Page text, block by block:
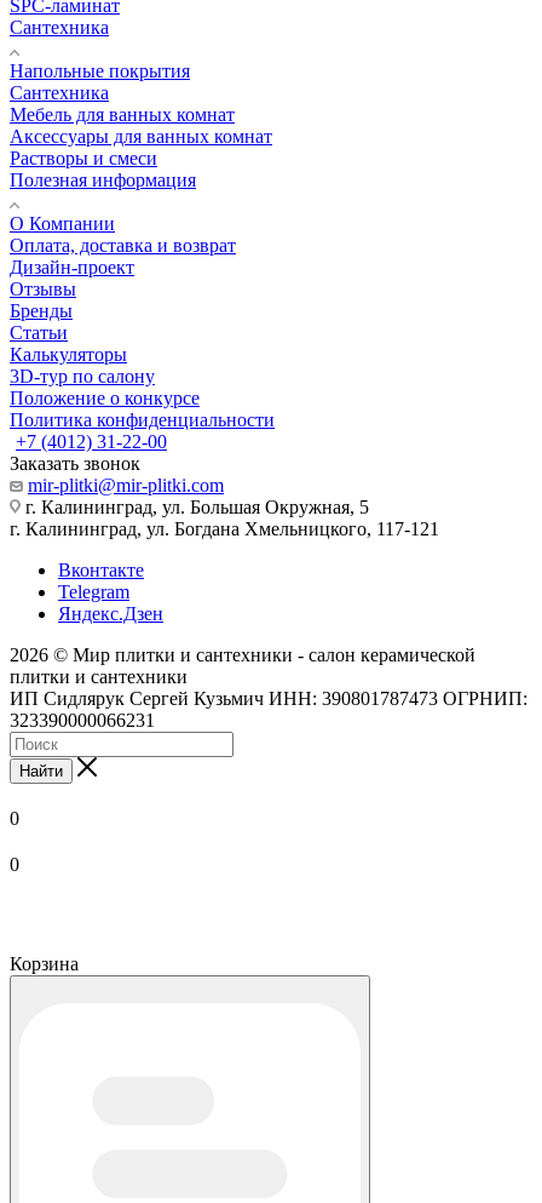
SPC-ламинат
Сантехника
Напольные покрытия
Сантехника
Мебель для ванных комнат
Аксессуары для ванных комнат
Растворы и смеси
Полезная информация
О Компании
Оплата, доставка и возврат
Дизайн-проект
Отзывы
Бренды
Статьи
Калькуляторы
3D-тур по салону
Положение о конкурсе
Политика конфиденциальности
+7 (4012) 31-22-00
Заказать звонок
mir-plitki@mir-plitki.com
г. Калининград, ул. Большая Окружная, 5
г. Калининград, ул. Богдана Хмельницкого, 117-121
Вконтакте
Telegram
Яндекс.Дзен
2026 © Мир плитки и сантехники - салон керамической
плитки и сантехники
ИП Сидлярук Сергей Кузьмич ИНН: 390801787473 ОГРНИП:
323390000066231
Найти
0
0
Корзина